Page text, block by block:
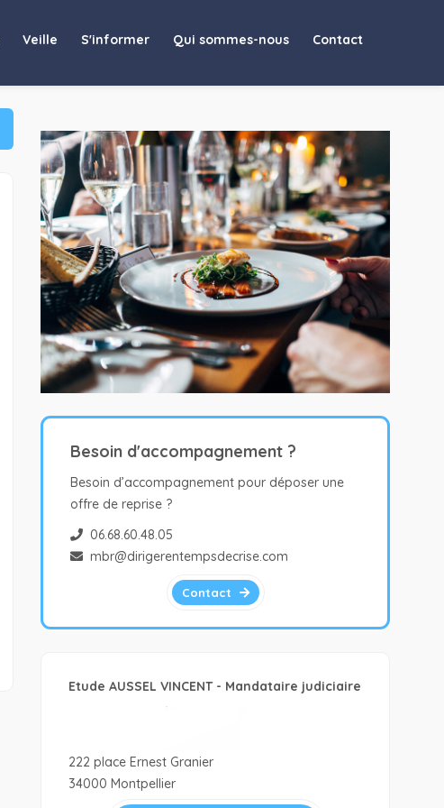
Veille S'informer Qui sommes-nous Contact
Besoin d'accompagnement ?
Besoin d’accompagnement pour déposer une
offre de reprise ?
06.68.60.48.05
mbr@dirigerentempsdecrise.com
Contact
Etude AUSSEL VINCENT - Mandataire judiciaire
222 place Ernest Granier
34000 Montpellier